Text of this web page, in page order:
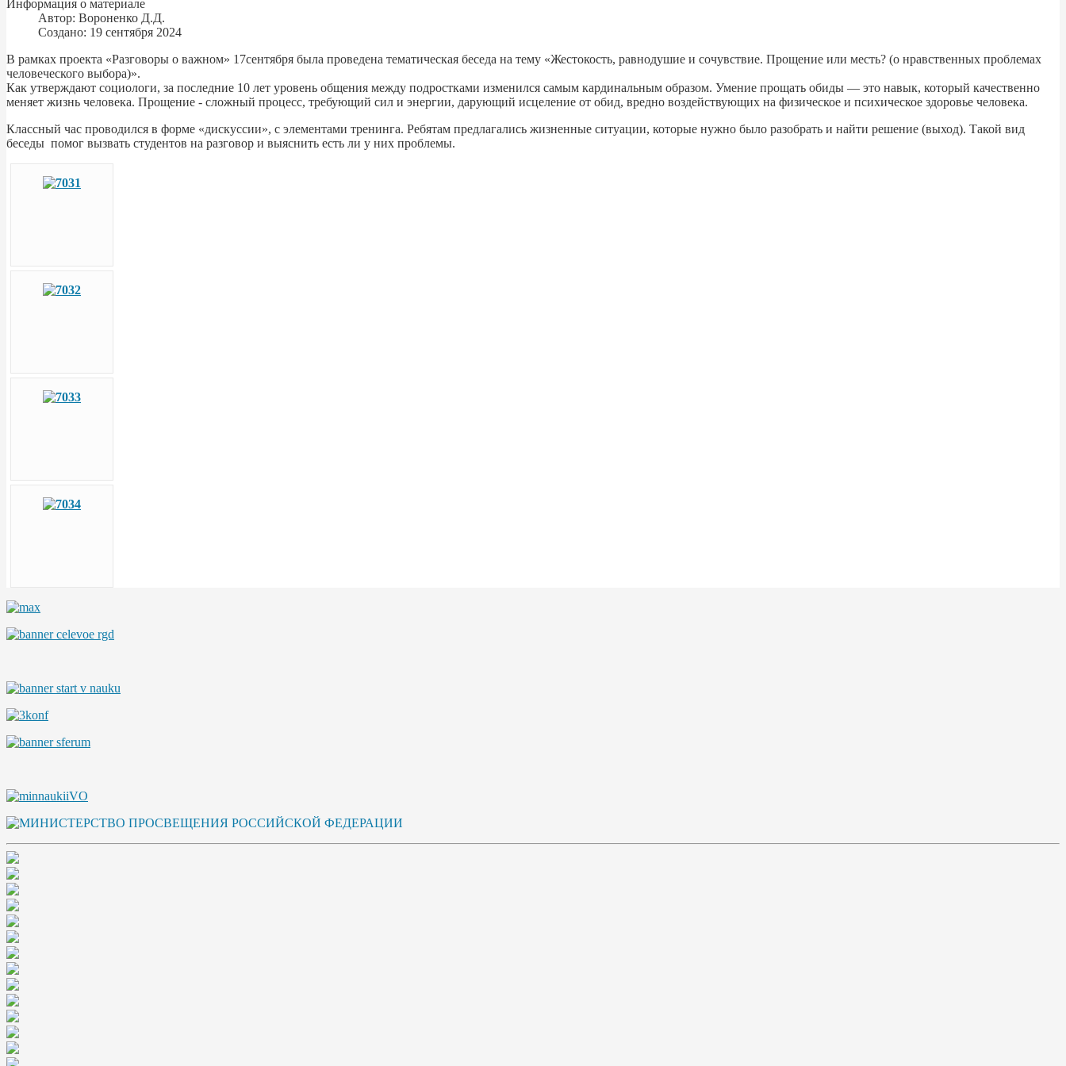
Информация о материале
Автор: Вороненко Д.Д.
Создано: 19 сентября 2024
В рамках проекта «Разговоры о важном» 17сентября была проведена тематическая беседа на тему «Жестокость, равнодушие и сочувствие. Прощение или месть? (о нравственных проблемах
человеческого выбора)».
Как утверждают социологи, за последние 10 лет уровень общения между подростками изменился самым кардинальным образом. Умение прощать обиды — это навык, который качественно
меняет жизнь человека. Прощение - сложный процесс, требующий сил и энергии, дарующий исцеление от обид, вредно воздействующих на физическое и психическое здоровье человека.
Классный час проводился в форме «дискуссии», с элементами тренинга. Ребятам предлагались жизненные ситуации, которые нужно было разобрать и найти решение (выход). Такой вид
беседы помог вызвать студентов на разговор и выяснить есть ли у них проблемы.